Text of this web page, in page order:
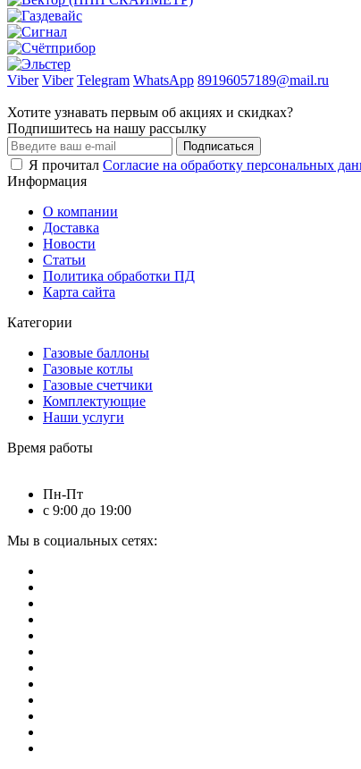
Viber Viber Telegram WhatsApp 89196057189@mail.ru
Хотите узнавать первым об акциях и скидках?
Подпишитесь на нашу рассылку
Подписаться
Я прочитал Согласие на обработку персональных
Информация
О компании
Доставка
Новости
Статьи
Политика обработки ПД
Карта сайта
Категории
Газовые баллоны
Газовые котлы
Газовые счетчики
Комплектующие
Наши услуги
Время работы
Пн-Пт
с 9:00 до 19:00
Мы в социальных сетях: